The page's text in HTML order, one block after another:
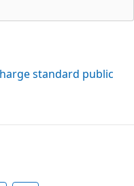
standard public